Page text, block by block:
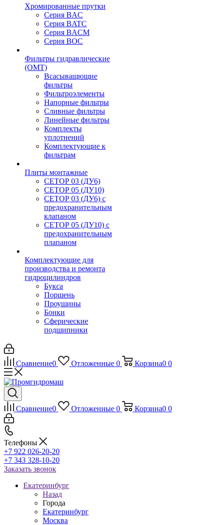
Хромированные прутки
Серия BAC
Серия BATC
Серия BACM
Серия BOC
Фильтры гидравлические
(OMT)
Всасыващющие
фильтры
Фильтроэлементы
Напорные фильтры
Сливные фильтры
Линейные фильтры
Комплекты
уплотнений
Комплектующие к
фильтрам
Плиты монтажные
CЕТОР 03 (ДУ6)
CЕТОР 05 (ДУ10)
CЕТОР 03 (ДУ6) с
предохранительным
клапаном
CЕТОР 05 (ДУ10) с
предохранительным
плапаном
Комплектующие для
производства и ремонта
гидроцилиндров
Букса
Поршень
Проушины
Бонки
Сферические
подшипники
Сравнение0 Отложенные 0 Корзина0 0
Сравнение0 Отложенные 0 Корзина0 0
Телефоны
+7 922 026-20-20
+7 343 328-10-20
Заказать звонок
Екатеринбург
Назад
Города
Екатеринбург
Москва